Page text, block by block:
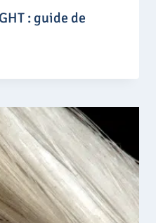
: guide de